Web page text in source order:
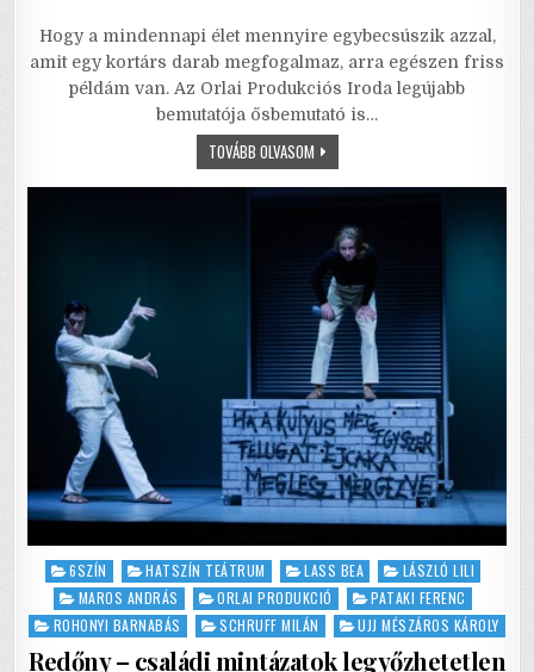
c
e
b
it
te
r
ai
l
ai
l
at
s
A
p
ar
e
Hogy a mindennapi élet mennyire egybecsúszik azzal,
amit egy kortárs darab megfogalmaz, arra egészen friss
példám van. Az Orlai Produkciós Iroda legújabb
bemutatója ősbemutató is…
TOVÁBB OLVASOMSKORPIÓ
–
GENERÁCIÓVÁLTÁS
MÓDRA
Posted
in
6SZÍN HATSZÍN TEÁTRUM LASS BEA
LÁSZLÓ LILI
MAROS ANDRÁS
ORLAI PRODUKCIÓ
PATAKI FERENC
ROHONYI BARNABÁS
SCHRUFF MILÁN UJJ MÉSZÁROS KÁROLY
Redőny – családi mintázatok legyőzhetetlen